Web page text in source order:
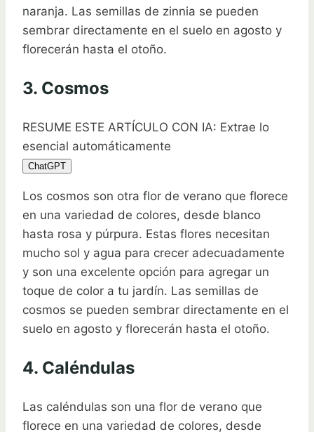
naranja. Las semillas de zinnia se pueden
sembrar directamente en el suelo en agosto y
florecerán hasta el otoño.
3. Cosmos
RESUME ESTE ARTÍCULO CON IA: Extrae lo
esencial automáticamente
ChatGPT
Los cosmos son otra flor de verano que florece
en una variedad de colores, desde blanco
hasta rosa y púrpura. Estas flores necesitan
mucho sol y agua para crecer adecuadamente
y son una excelente opción para agregar un
toque de color a tu jardín. Las semillas de
cosmos se pueden sembrar directamente en el
suelo en agosto y florecerán hasta el otoño.
4. Caléndulas
Las caléndulas son una flor de verano que
florece en una variedad de colores, desde